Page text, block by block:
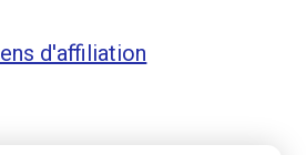
d'affiliation